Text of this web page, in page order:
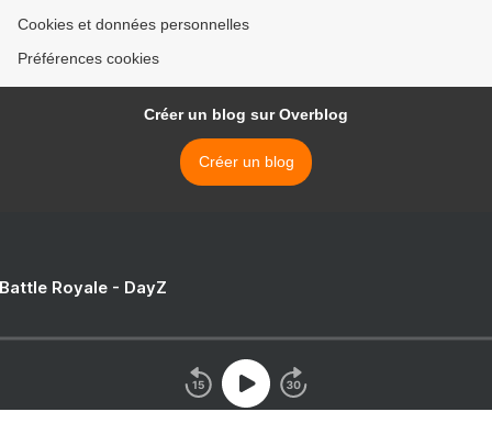
Cookies et données personnelles
Préférences cookies
Créer un blog sur Overblog
Créer un blog
Royale - DayZ